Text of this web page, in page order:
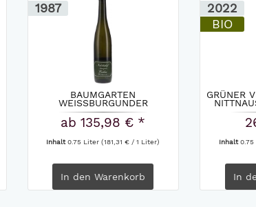
1987
BAUMGARTEN
WEISSBURGUNDER F
EDERSPIEL-KABINETT...
ab 135,98 € *
Inhalt0.75 Liter(181,31 € / 1 Liter)
In den Warenkorb
2022
BIO
GRÜNER
Inhalt
In